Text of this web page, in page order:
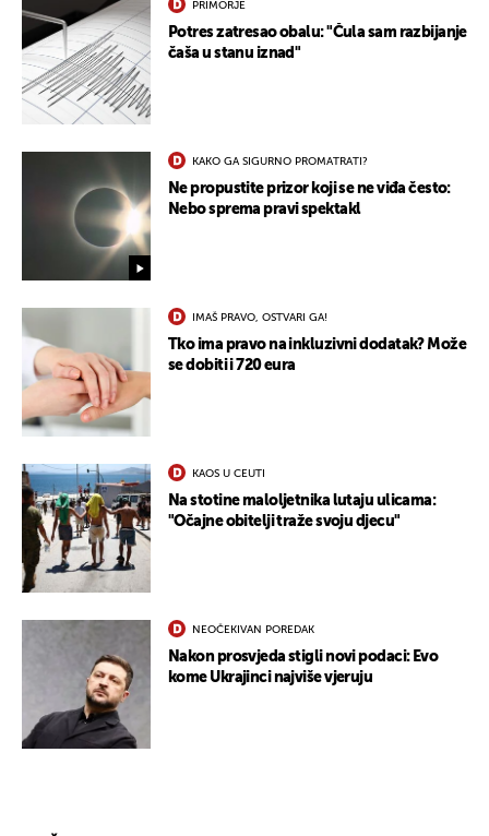
PRIMORJE
Potres zatresao obalu: "Čula sam razbijanje
čaša u stanu iznad"
KAKO GA SIGURNO PROMATRATI?
Ne propustite prizor koji se ne viđa često:
Nebo sprema pravi spektakl
IMAŠ PRAVO, OSTVARI GA!
Tko ima pravo na inkluzivni dodatak? Može
se dobiti i 720 eura
KAOS U CEUTI
Na stotine maloljetnika lutaju ulicama:
"Očajne obitelji traže svoju djecu"
NEOČEKIVAN POREDAK
Nakon prosvjeda stigli novi podaci: Evo
kome Ukrajinci najviše vjeruju